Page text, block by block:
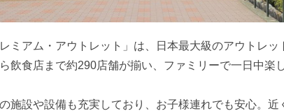
レミアム・アウトレット」は、日本最大級のアウトレッ
飲食店まで約290店舗が揃い、ファミリーで一日中楽
施設や設備も充実しており、お子様連れでも安心。近